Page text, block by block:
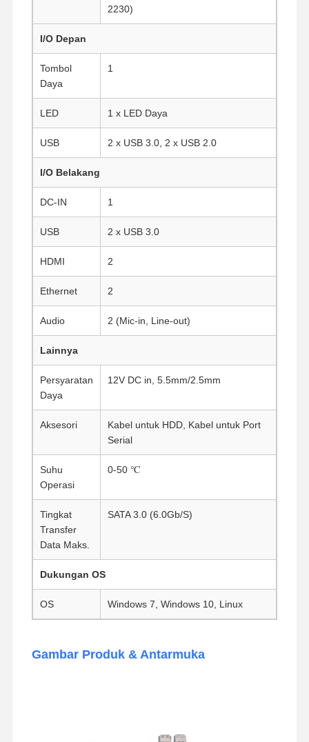
Rumah
Kontrol
Kualitas
Kami
Sekarang
NAS Mini PC
Celeron Mini PC
Core Mini PC
PC Mini Kantor
Motherboard Industri
Motherboard Firewall
2230)
I/O Depan
Tombol
Daya
1
LED 1 x LED Daya
USB 2 x USB 3.0, 2 x USB 2.0
I/O Belakang
DC-IN 1
USB 2 x USB 3.0
HDMI 2
Ethernet 2
Audio 2 (Mic-in, Line-out)
Lainnya
Persyaratan
Daya
12V DC in, 5.5mm/2.5mm
Aksesori
Kabel untuk HDD, Kabel untuk Port
Serial
Suhu
Operasi
0-50 ℃
Tingkat
Transfer
Data Maks.
SATA 3.0 (6.0Gb/S)
Dukungan OS
OS Windows 7, Windows 10, Linux
Gambar Produk & Antarmuka